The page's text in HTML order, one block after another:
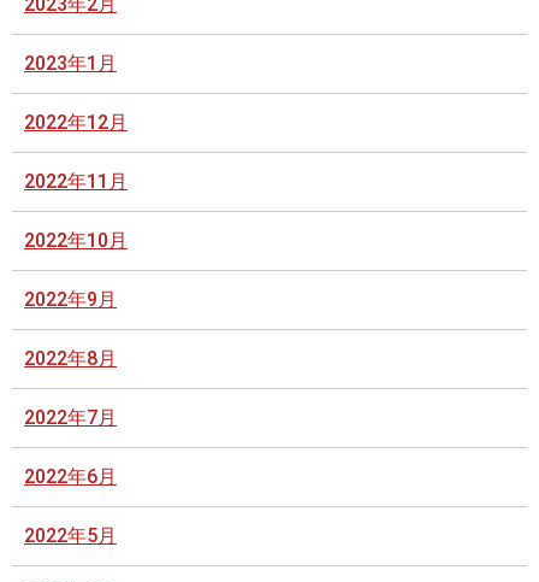
2023年2月
2023年1月
2022年12月
2022年11月
2022年10月
2022年9月
2022年8月
2022年7月
2022年6月
2022年5月